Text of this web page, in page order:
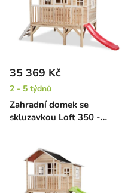
Zahradní domek se
skluzavkou Loft 350 -
35 369 Kč
2 - 5 týdnů